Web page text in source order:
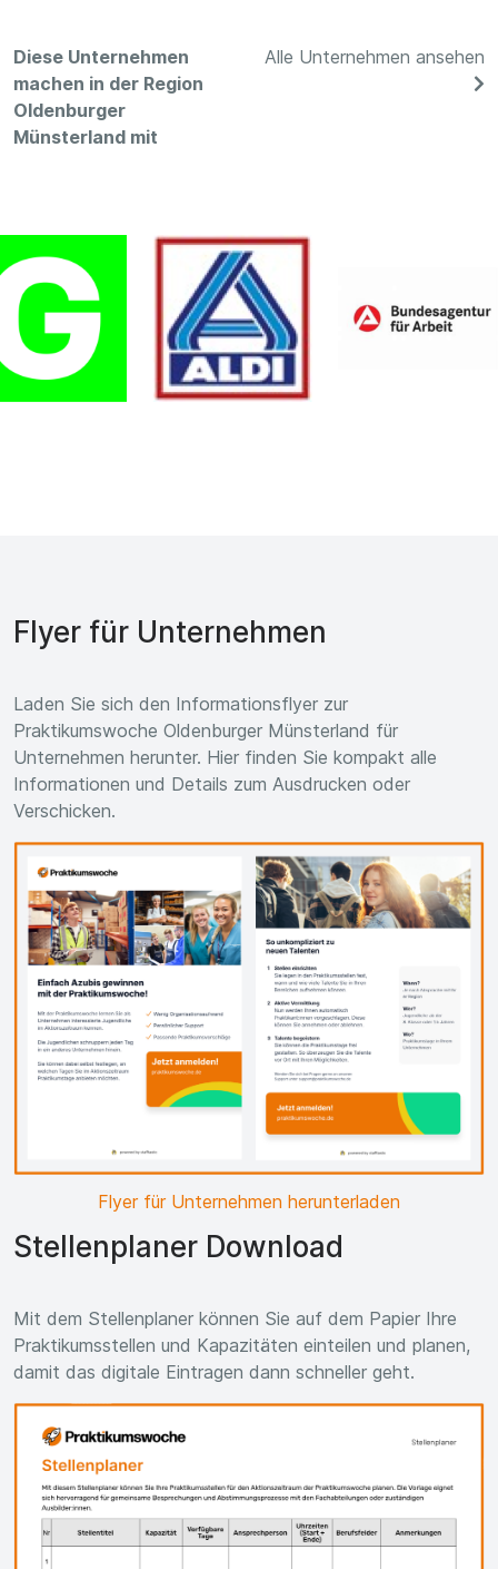
Diese Unternehmen
machen in der Region
Oldenburger
Münsterland mit
Alle Unternehmen ansehen
Flyer für Unternehmen
Laden Sie sich den Informationsflyer zur
Praktikumswoche Oldenburger Münsterland für
Unternehmen herunter. Hier finden Sie kompakt alle
Informationen und Details zum Ausdrucken oder
Verschicken.
Flyer für Unternehmen herunterladen
Stellenplaner Download
Mit dem Stellenplaner können Sie auf dem Papier Ihre
Praktikumsstellen und Kapazitäten einteilen und planen,
damit das digitale Eintragen dann schneller geht.